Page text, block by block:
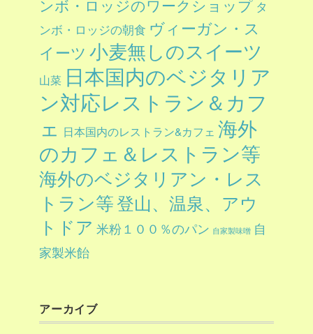
ンボ・ロッジのワークショップ タ
ンボ・ロッジの朝食 ヴィーガン・ス
イーツ 小麦無しのスイーツ
山菜 日本国内のベジタリア
ン対応レストラン＆カフ
ェ 日本国内のレストラン&カフェ 海外
のカフェ＆レストラン等
海外のベジタリアン・レス
トラン等登山、温泉、アウ
トドア 米粉１００％のパン 自家製味噌 自
家製米飴
アーカイブ